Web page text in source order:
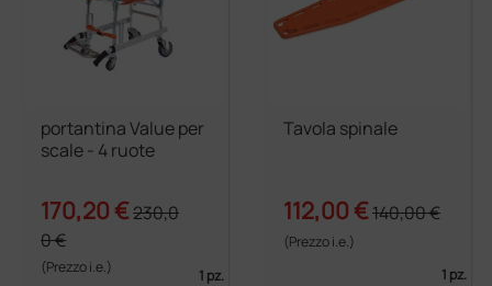
portantina Value per
scale - 4 ruote
170,20 €230,0
0 €
(Prezzo i.e.) 1 pz.
Tavola spinale
112,00 €140,00 €
(Prezzo i.e.)
1 pz.